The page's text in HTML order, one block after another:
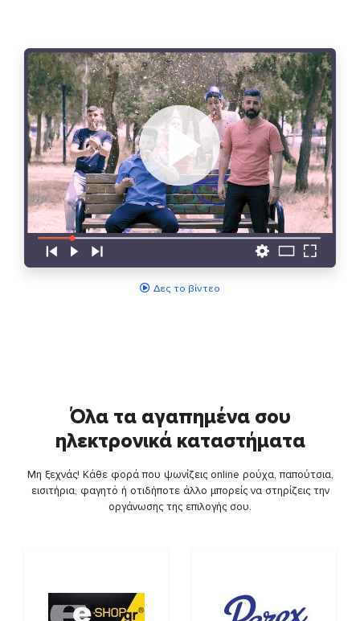
Δες το βίντεο
Όλα τα αγαπημένα σου
ηλεκτρονικά καταστήματα
Μη ξεχνάς! Κάθε φορά που ψωνίζεις online ρούχα, παπούτσια,
εισιτήρια, φαγητό ή οτιδήποτε άλλο μπορείς να στηρίζεις την
οργάνωσης της επιλογής σου.